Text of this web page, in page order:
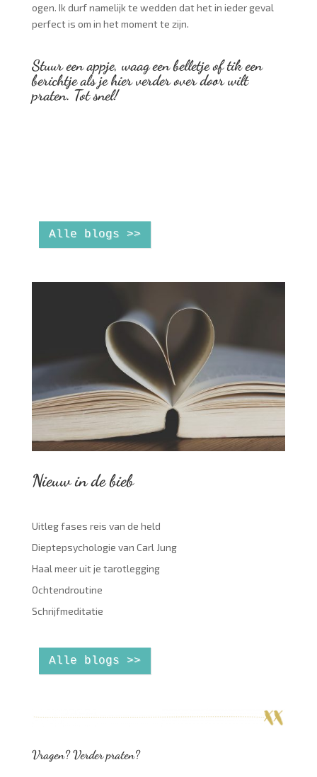
ogen. Ik durf namelijk te wedden dat het in ieder geval
perfect is om in het moment te zijn.
Stuur een appje, waag een belletje of tik een
berichtje als je hier verder over door wilt
praten. Tot snel!
Alle blogs >>
Nieuw in de bieb
Uitleg fases reis van de held
Dieptepsychologie van Carl Jung
Haal meer uit je tarotlegging
Ochtendroutine
Schrijfmeditatie
Alle blogs >>
Vragen? Verder praten?